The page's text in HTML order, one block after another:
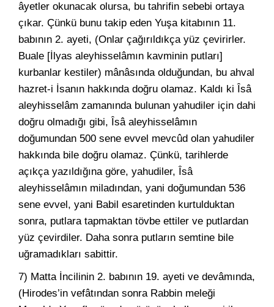
âyetler okunacak olursa, bu tahrifin sebebi ortaya
çıkar. Çünkü bunu takip eden Yuşa kitabının 11.
babının 2. ayeti, (Onlar çağırıldıkça yüz çevirirler.
Buale [İlyas aleyhisselâmın kavminin putları]
kurbanlar kestiler) mânâsında olduğundan, bu ahval
hazret-i İsanın hakkında doğru olamaz. Kaldı ki Îsâ
aleyhisselâm zamanında bulunan yahudiler için dahi
doğru olmadığı gibi, Îsâ aleyhisselâmın
doğumundan 500 sene evvel mevcûd olan yahudiler
hakkında bile doğru olamaz. Çünkü, tarihlerde
açıkça yazıldığına göre, yahudiler, Îsâ
aleyhisselâmın miladından, yani doğumundan 536
sene evvel, yani Babil esaretinden kurtulduktan
sonra, putlara tapmaktan tövbe ettiler ve putlardan
yüz çevirdiler. Daha sonra putların semtine bile
uğramadıkları sabittir.
7) Matta İncilinin 2. babının 19. ayeti ve devâmında,
(Hirodes’in vefâtından sonra Rabbin meleği